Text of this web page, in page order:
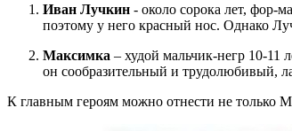
Иван Лучкин - около сорока лет, фор-
поэтому у него красный нос. Однако
Максимка – худой мальчик-негр 10-11
он сообразительный и трудолюбивый,
К главным героям можно отнести не только